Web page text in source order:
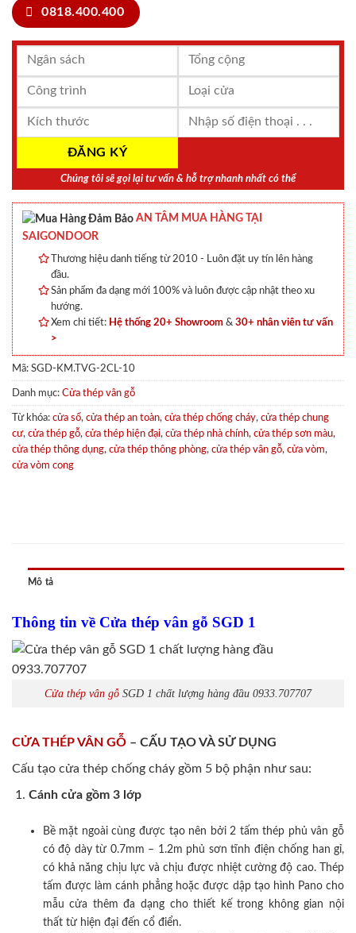
0818.400.400
Chúng tôi sẽ gọi lại tư vấn & hỗ trợ nhanh nhất có thể
AN TÂM MUA HÀNG TẠI
SAIGONDOOR
Thương hiệu danh tiếng từ 2010 - Luôn đặt uy tín lên hàng
đầu.
Sản phẩm đa dạng mới 100% và luôn được cập nhật theo xu
hướng.
Xem chi tiết: Hệ thống 20+ Showroom & 30+ nhân viên tư vấn
>
Mã: SGD-KM.TVG-2CL-10
Danh mục: Cửa thép vân gỗ
Từ khóa: cửa sổ, cửa thép an toàn, cửa thép chống cháy, cửa thép chung
cư, cửa thép gỗ, cửa thép hiện đại, cửa thép nhà chính, cửa thép sơn màu,
cửa thép thông dụng, cửa thép thông phòng, cửa thép vân gỗ, cửa vòm,
cửa vòm cong
Mô tả
Thông tin về Cửa thép vân gỗ SGD 1
Cửa thép vân gỗ SGD 1 chất lượng hàng đầu 0933.707707
CỬA THÉP VÂN GỖ – CẤU TẠO VÀ SỬ DỤNG
Cấu tạo cửa thép chống cháy gồm 5 bộ phận như sau:
Cánh cửa gồm 3 lớp
Bề mặt ngoài cùng được tạo nên bởi 2 tấm thép phủ vân gỗ
có độ dày từ 0.7mm – 1.2m phủ sơn tĩnh điện chống han gỉ,
có khả năng chịu lực và chịu được nhiệt cường độ cao. Thép
tấm được làm cánh phẳng hoặc được dập tạo hình Pano cho
mẫu cửa thêm đa dạng cho thiết kế trong không gian nội
thất từ hiện đại đến cổ điển.